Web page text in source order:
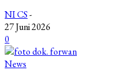
NI CS-
27 Juni 2026
0
News